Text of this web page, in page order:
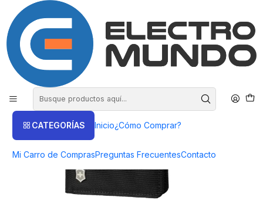
CATEGORÍAS Inicio¿Cómo Comprar?
Mi Carro de ComprasPreguntas FrecuentesContacto
COMPRA HASTA EN 3 CUOTAS SIN INTERES
Inicio Victorinox Billeteras
Billetera Victorinox Bi-fold Con Monedero - Electromundo.